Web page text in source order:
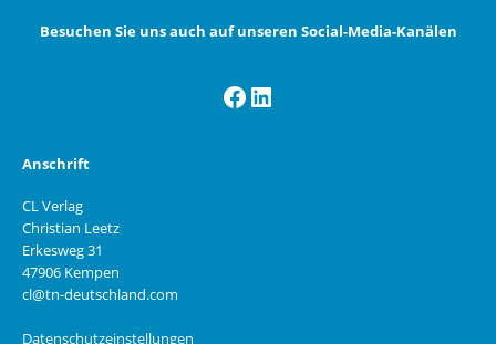
Besuchen Sie uns auch auf unseren Social-Media-Kanälen
Facebook
LinkedIn
Anschrift
CL Verlag
Christian Leetz
Erkesweg 31
47906 Kempen
cl@tn-deutschland.com
Datenschutzeinstellungen